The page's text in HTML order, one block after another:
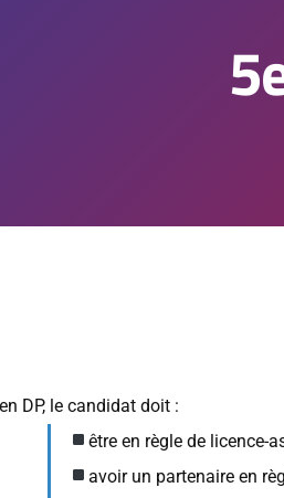
DP, le candidat doit :
être en règle de licence-
avoir un partenaire en